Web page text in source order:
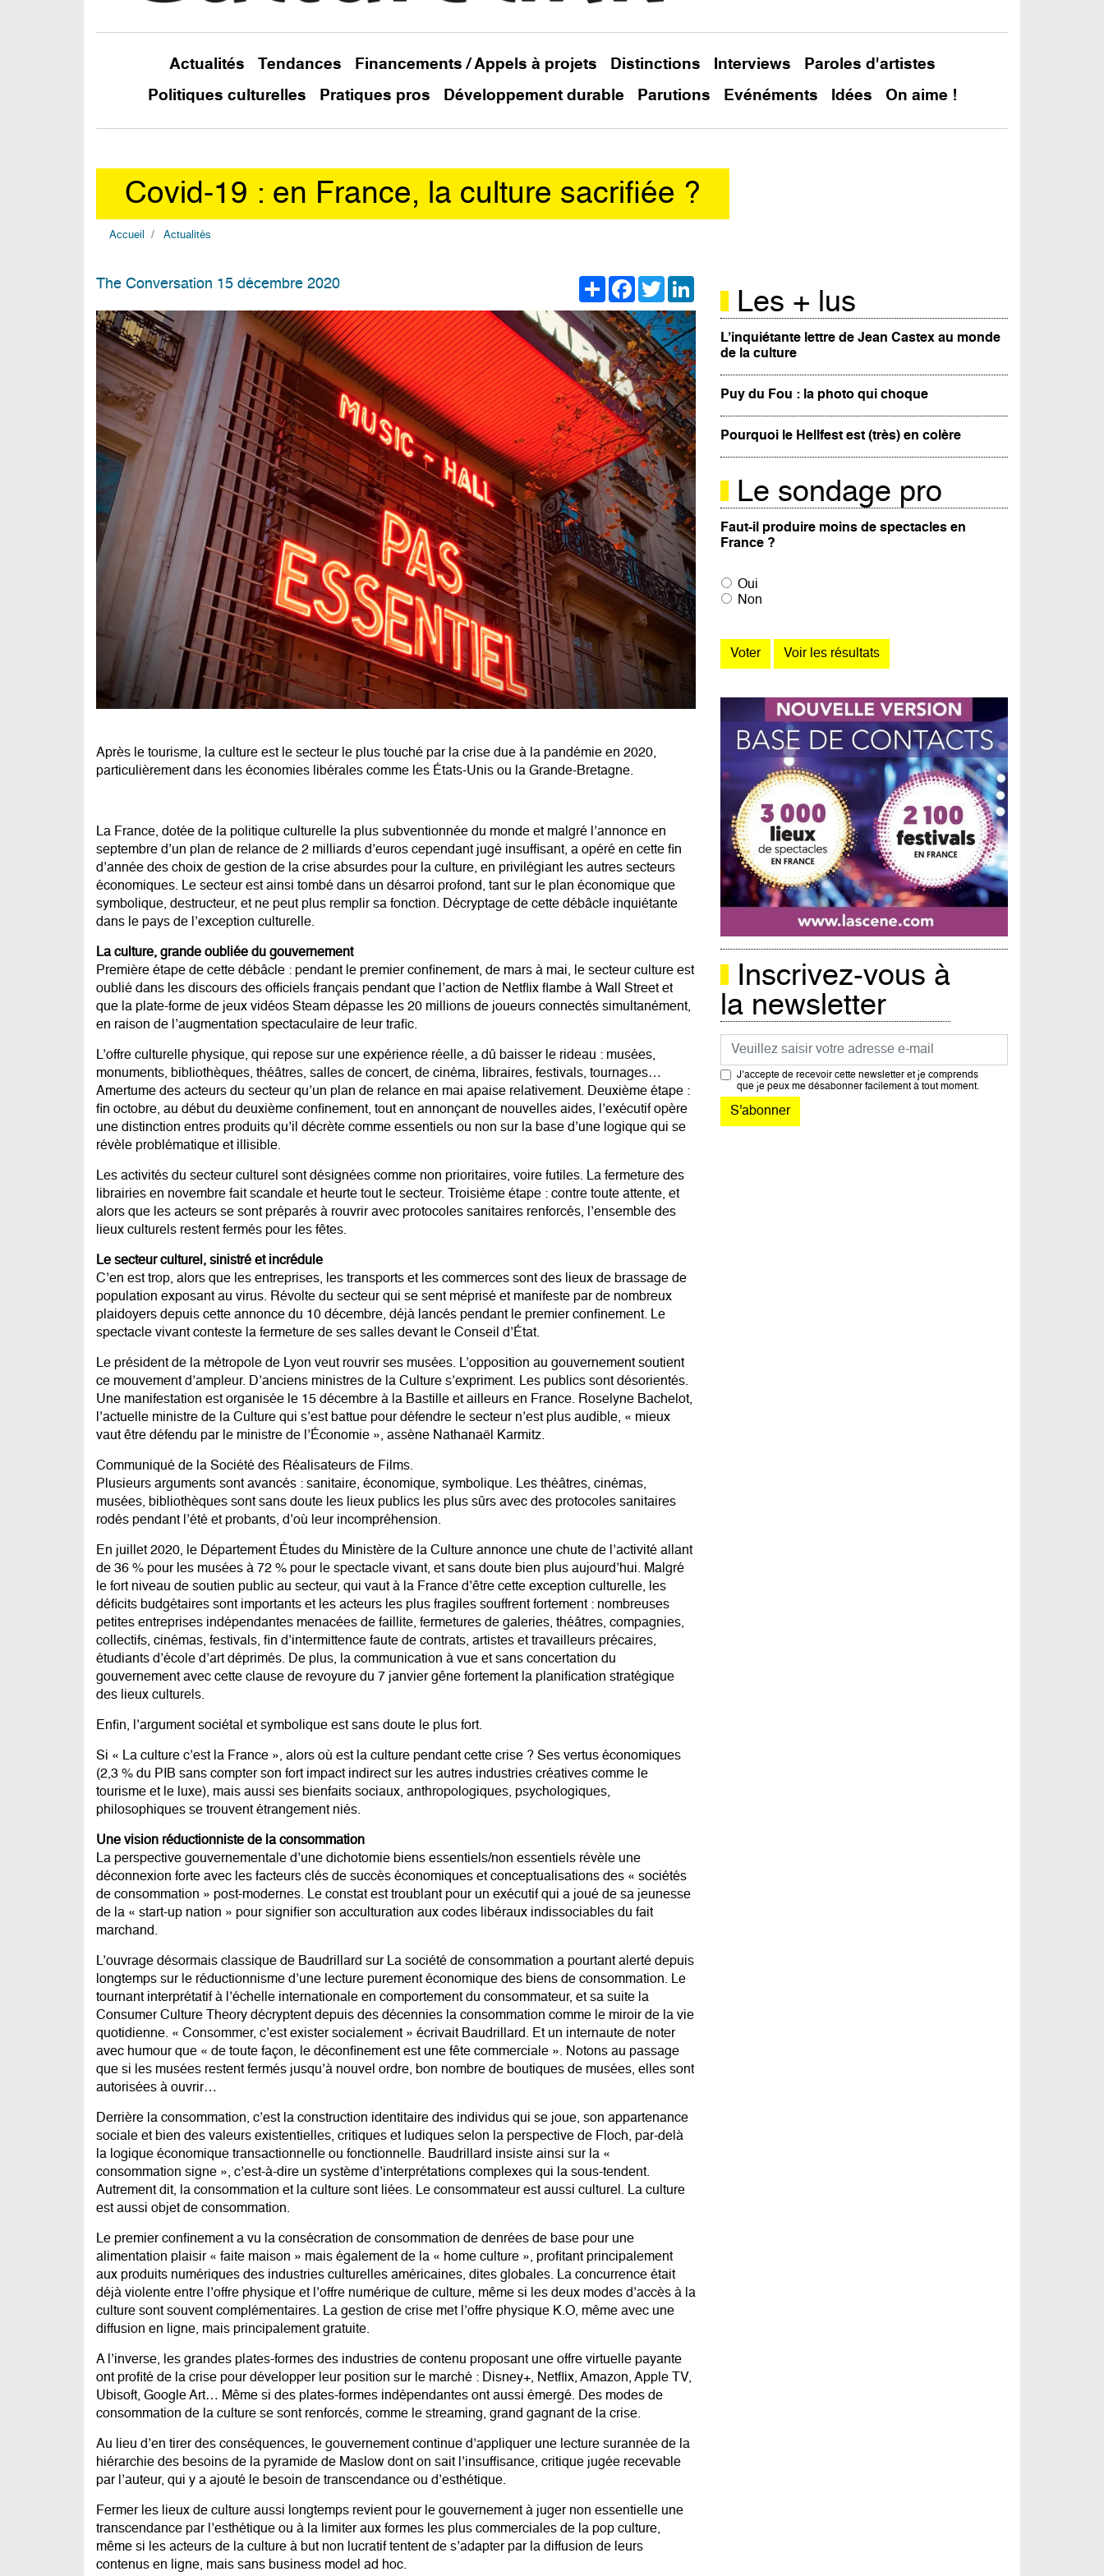
Actualités Tendances Financements / Appels à projets Distinctions Interviews
Paroles d'artistes
Politiques culturelles
Pratiques pros Développement durable Parutions Evénéments Idées On aime !
Covid-19 : en France, la culture sacrifiée ?
Accueil Actualités
ShareFacebook
Twitter
The Conversation 15 décembre 2020
Après le tourisme, la culture est le secteur le plus touché par la crise due à la pandémie en 2020,
particulièrement dans les économies libérales comme les États-Unis ou la Grande-Bretagne.
La France, dotée de la politique culturelle la plus subventionnée du monde et malgré l’annonce en
septembre d’un plan de relance de 2 milliards d’euros cependant jugé insuffisant, a opéré en cette fin
d’année des choix de gestion de la crise absurdes pour la culture, en privilégiant les autres secteurs
économiques. Le secteur est ainsi tombé dans un désarroi profond, tant sur le plan économique que
symbolique, destructeur, et ne peut plus remplir sa fonction. Décryptage de cette débâcle inquiétante
dans le pays de l’exception culturelle.
La culture, grande oubliée du gouvernement
Première étape de cette débâcle : pendant le premier confinement, de mars à mai, le secteur culture est
oublié dans les discours des officiels français pendant que l’action de Netflix flambe à Wall Street et
que la plate-forme de jeux vidéos Steam dépasse les 20 millions de joueurs connectés simultanément,
en raison de l’augmentation spectaculaire de leur trafic.
L’offre culturelle physique, qui repose sur une expérience réelle, a dû baisser le rideau : musées,
monuments, bibliothèques, théâtres, salles de concert, de cinéma, libraires, festivals, tournages…
Amertume des acteurs du secteur qu’un plan de relance en mai apaise relativement. Deuxième étape :
fin octobre, au début du deuxième confinement, tout en annonçant de nouvelles aides, l’exécutif opère
une distinction entres produits qu’il décrète comme essentiels ou non sur la base d’une logique qui se
révèle problématique et illisible.
Les activités du secteur culturel sont désignées comme non prioritaires, voire futiles. La fermeture des
librairies en novembre fait scandale et heurte tout le secteur. Troisième étape : contre toute attente, et
alors que les acteurs se sont préparés à rouvrir avec protocoles sanitaires renforcés, l’ensemble des
lieux culturels restent fermés pour les fêtes.
Le secteur culturel, sinistré et incrédule
C’en est trop, alors que les entreprises, les transports et les commerces sont des lieux de brassage de
population exposant au virus. Révolte du secteur qui se sent méprisé et manifeste par de nombreux
plaidoyers depuis cette annonce du 10 décembre, déjà lancés pendant le premier confinement. Le
spectacle vivant conteste la fermeture de ses salles devant le Conseil d’État.
Le président de la métropole de Lyon veut rouvrir ses musées. L’opposition au gouvernement soutient
ce mouvement d’ampleur. D’anciens ministres de la Culture s’expriment. Les publics sont désorientés.
Une manifestation est organisée le 15 décembre à la Bastille et ailleurs en France. Roselyne Bachelot,
l’actuelle ministre de la Culture qui s’est battue pour défendre le secteur n’est plus audible, « mieux
vaut être défendu par le ministre de l’Économie », assène Nathanaël Karmitz.
Communiqué de la Société des Réalisateurs de Films.
Plusieurs arguments sont avancés : sanitaire, économique, symbolique. Les théâtres, cinémas,
musées, bibliothèques sont sans doute les lieux publics les plus sûrs avec des protocoles sanitaires
rodés pendant l’été et probants, d’où leur incompréhension.
En juillet 2020, le Département Études du Ministère de la Culture annonce une chute de l’activité allant
de 36 % pour les musées à 72 % pour le spectacle vivant, et sans doute bien plus aujourd’hui. Malgré
le fort niveau de soutien public au secteur, qui vaut à la France d’être cette exception culturelle, les
déficits budgétaires sont importants et les acteurs les plus fragiles souffrent fortement : nombreuses
petites entreprises indépendantes menacées de faillite, fermetures de galeries, théâtres, compagnies,
collectifs, cinémas, festivals, fin d’intermittence faute de contrats, artistes et travailleurs précaires,
étudiants d’école d’art déprimés. De plus, la communication à vue et sans concertation du
gouvernement avec cette clause de revoyure du 7 janvier gêne fortement la planification stratégique
des lieux culturels.
Enfin, l’argument sociétal et symbolique est sans doute le plus fort.
Si « La culture c’est la France », alors où est la culture pendant cette crise ? Ses vertus économiques
(2,3 % du PIB sans compter son fort impact indirect sur les autres industries créatives comme le
tourisme et le luxe), mais aussi ses bienfaits sociaux, anthropologiques, psychologiques,
philosophiques se trouvent étrangement niés.
Une vision réductionniste de la consommation
La perspective gouvernementale d’une dichotomie biens essentiels/non essentiels révèle une
déconnexion forte avec les facteurs clés de succès économiques et conceptualisations des « sociétés
de consommation » post-modernes. Le constat est troublant pour un exécutif qui a joué de sa jeunesse
de la « start-up nation » pour signifier son acculturation aux codes libéraux indissociables du fait
marchand.
L’ouvrage désormais classique de Baudrillard sur La société de consommation a pourtant alerté depuis
longtemps sur le réductionnisme d’une lecture purement économique des biens de consommation. Le
tournant interprétatif à l’échelle internationale en comportement du consommateur, et sa suite la
Consumer Culture Theory décryptent depuis des décennies la consommation comme le miroir de la vie
quotidienne. « Consommer, c’est exister socialement » écrivait Baudrillard. Et un internaute de noter
avec humour que « de toute façon, le déconfinement est une fête commerciale ». Notons au passage
que si les musées restent fermés jusqu’à nouvel ordre, bon nombre de boutiques de musées, elles sont
autorisées à ouvrir…
Derrière la consommation, c’est la construction identitaire des individus qui se joue, son appartenance
sociale et bien des valeurs existentielles, critiques et ludiques selon la perspective de Floch, par-delà
la logique économique transactionnelle ou fonctionnelle. Baudrillard insiste ainsi sur la «
consommation signe », c’est-à-dire un système d’interprétations complexes qui la sous-tendent.
Autrement dit, la consommation et la culture sont liées. Le consommateur est aussi culturel. La culture
est aussi objet de consommation.
Le premier confinement a vu la consécration de consommation de denrées de base pour une
alimentation plaisir « faite maison » mais également de la « home culture », profitant principalement
aux produits numériques des industries culturelles américaines, dites globales. La concurrence était
déjà violente entre l’offre physique et l’offre numérique de culture, même si les deux modes d’accès à la
culture sont souvent complémentaires. La gestion de crise met l’offre physique K.O, même avec une
diffusion en ligne, mais principalement gratuite.
A l’inverse, les grandes plates-formes des industries de contenu proposant une offre virtuelle payante
ont profité de la crise pour développer leur position sur le marché : Disney+, Netflix, Amazon, Apple TV,
Ubisoft, Google Art… Même si des plates-formes indépendantes ont aussi émergé. Des modes de
consommation de la culture se sont renforcés, comme le streaming, grand gagnant de la crise.
Au lieu d’en tirer des conséquences, le gouvernement continue d’appliquer une lecture surannée de la
hiérarchie des besoins de la pyramide de Maslow dont on sait l’insuffisance, critique jugée recevable
par l’auteur, qui y a ajouté le besoin de transcendance ou d’esthétique.
Fermer les lieux de culture aussi longtemps revient pour le gouvernement à juger non essentielle une
transcendance par l’esthétique ou à la limiter aux formes les plus commerciales de la pop culture,
même si les acteurs de la culture à but non lucratif tentent de s’adapter par la diffusion de leurs
contenus en ligne, mais sans business model ad hoc.
Les + lus
L’inquiétante lettre de Jean Castex au monde
de la culture
Puy du Fou : la photo qui choque
Pourquoi le Hellfest est (très) en colère
Le sondage pro
Faut-il produire moins de spectacles en
France ?
Oui
Non
Inscrivez-vous à
la newsletter
Courriel
J’accepte de recevoir cette newsletter et je comprends
que je peux me désabonner facilement à tout moment.